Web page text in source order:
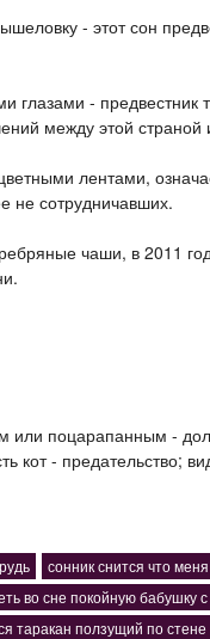
- этот сон
глазами -
между этой
лентами,
не сотрудничавших.
чаши, в 2011
поцарапанным -
кот -
сонник снится что
во сне покойную бабушку
таракан ползущий по стене